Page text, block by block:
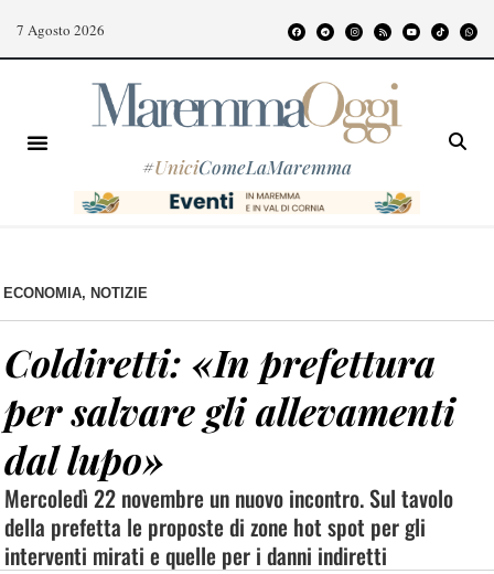
7 Agosto 2026
#UniciComeLaMaremma
ECONOMIA, NOTIZIE
Coldiretti: «In prefettura
per salvare gli allevamenti
dal lupo»
Mercoledì 22 novembre un nuovo incontro. Sul tavolo
della prefetta le proposte di zone hot spot per gli
interventi mirati e quelle per i danni indiretti